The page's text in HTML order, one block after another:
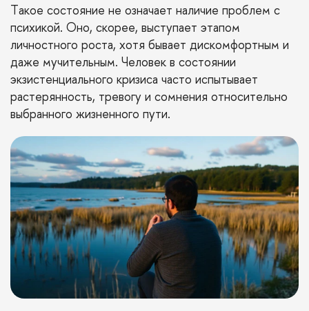
Такое состояние не означает наличие проблем с
психикой. Оно, скорее, выступает этапом
личностного роста, хотя бывает дискомфортным и
даже мучительным. Человек в состоянии
экзистенциального кризиса часто испытывает
растерянность, тревогу и сомнения относительно
выбранного жизненного пути.